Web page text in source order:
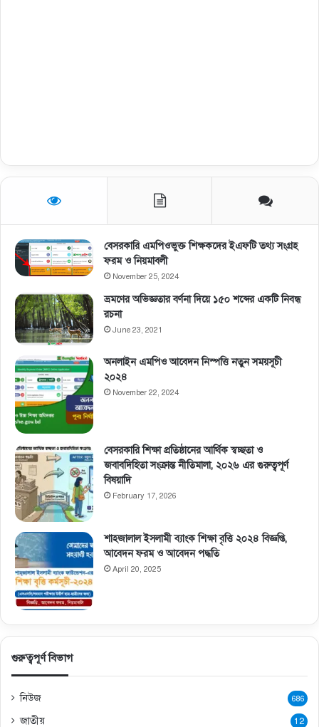
বেসরকারি এমপিওভুক্ত শিক্ষকদের ইএফটি তথ্য সংগ্রহ
ফরম ও নিয়মাবলী
November 25, 2024
ভ্রমণের অভিজ্ঞতার বর্ণনা দিয়ে ১৫০ শব্দের একটি নিবন্ধ
রচনা
June 23, 2021
অনলাইন এমপিও আবেদন নিস্পত্তি নতুন সময়সূচী
২০২৪
November 22, 2024
বেসরকারি শিক্ষা প্রতিষ্ঠানের আর্থিক স্বচ্ছতা ও
জবাবদিহিতা সংক্রান্ত নীতিমালা, ২০২৬ এর গুরুত্বপূর্ণ
বিষয়াদি
February 17, 2026
শাহজালাল ইসলামী ব্যাংক শিক্ষা বৃত্তি ২০২৪ বিজ্ঞপ্তি,
আবেদন ফরম ও আবেদন পদ্ধতি
April 20, 2025
গুরুত্বপূর্ণ বিভাগ
নিউজ 686
জাতীয় 12